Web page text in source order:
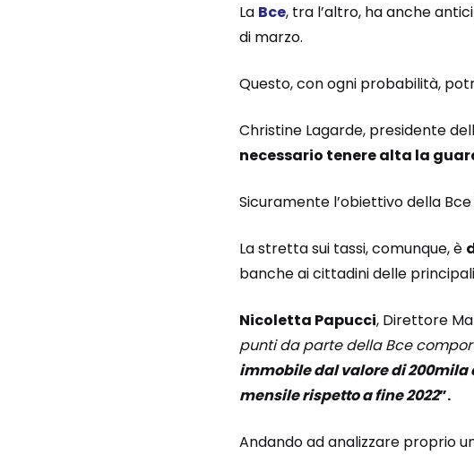
La Bce, tra l’altro, ha anche
di marzo.
Questo, con ogni probabilità,
Christine Lagarde, presidente
necessario tenere alta la
Sicuramente l’obiettivo della
La stretta sui tassi, comunque, è
banche ai cittadini delle
Nicoletta Papucci, Direttore
punti da parte della Bce
immobile dal valore di 200mila
mensile rispetto a fine 2022”.
Andando ad analizzare proprio